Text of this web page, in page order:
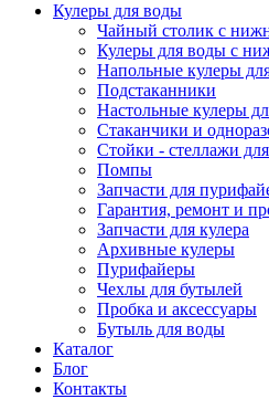
Кулеры для воды
Чайный столик с
Кулеры для воды с
Напольные кулеры
Подстаканники
Настольные кулеры
Стаканчики и
Стойки - стеллажи
Помпы
Запчасти для
Гарантия, ремонт и
Запчасти для кулера
Архивные кулеры
Пурифайеры
Чехлы для бутылей
Пробка и аксессуары
Бутыль для воды
Каталог
Блог
Контакты